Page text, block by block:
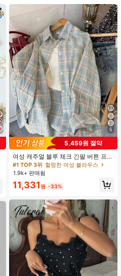
5
5,459원 절약
여성 캐주얼 블루 체크 긴팔 버튼 프론
트 폴리에스터 셔츠, 레귤러 핏, 봄 의
류, 편안한 스타일
#1 TOP 3위 헐렁한 여성 블라우스
1.9k+ 판매됨
11,331 원 -33%